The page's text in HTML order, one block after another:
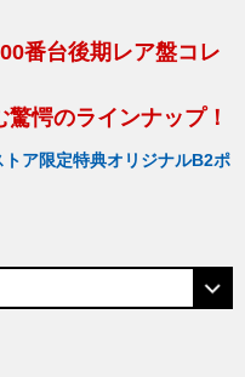
番台後期レア盤コレ
愕のラインナップ！
ア限定特典オリジナルB2ポ